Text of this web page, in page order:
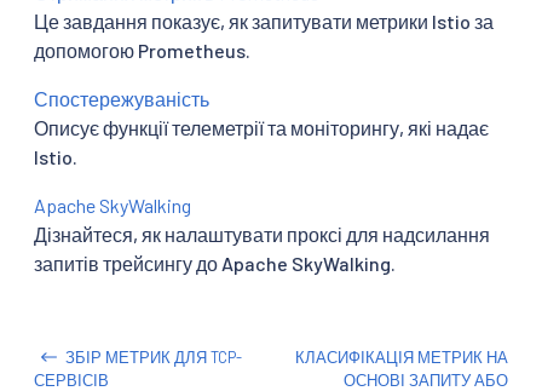
Це завдання показує, як запитувати метрики Istio за
допомогою Prometheus.
Спостережуваність
Описує функції телеметрії та моніторингу, які надає
Istio.
Apache SkyWalking
Дізнайтеся, як налаштувати проксі для надсилання
запитів трейсингу до Apache SkyWalking.
ЗБІР МЕТРИК ДЛЯ TCP-
СЕРВІСІВ
КЛАСИФІКАЦІЯ МЕТРИК НА
ОСНОВІ ЗАПИТУ АБО